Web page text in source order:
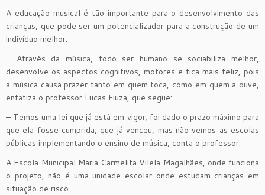
A educação musical é tão importante para o desenvolvimento das
crianças, que pode ser um potencializador para a construção de um
indivíduo melhor.
– Através da música, todo ser humano se sociabiliza melhor,
desenvolve os aspectos cognitivos, motores e fica mais feliz, pois
a música causa prazer tanto em quem toca, como em quem a ouve,
enfatiza o professor Lucas Fiuza, que segue:
– Temos uma lei que já está em vigor; foi dado o prazo máximo para
que ela fosse cumprida, que já venceu, mas não vemos as escolas
públicas implementando o ensino de música, conta o professor.
A Escola Municipal Maria Carmelita Vilela Magalhães, onde funciona
o projeto, não é uma unidade escolar onde estudam crianças em
situação de risco.